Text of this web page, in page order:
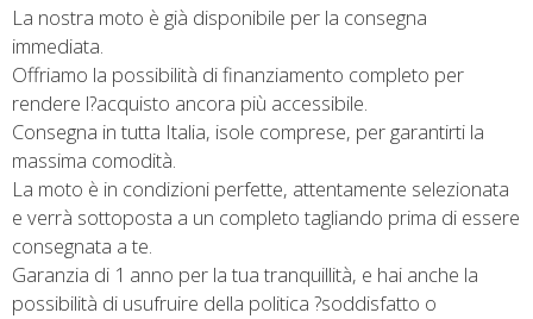
La nostra moto è già disponibile per la consegna
immediata.
Offriamo la possibilità di finanziamento completo per
rendere l?acquisto ancora più accessibile.
Consegna in tutta Italia, isole comprese, per garantirti la
massima comodità.
La moto è in condizioni perfette, attentamente selezionata
e verrà sottoposta a un completo tagliando prima di essere
consegnata a te.
Garanzia di 1 anno per la tua tranquillità, e hai anche la
possibilità di usufruire della politica ?soddisfatto o